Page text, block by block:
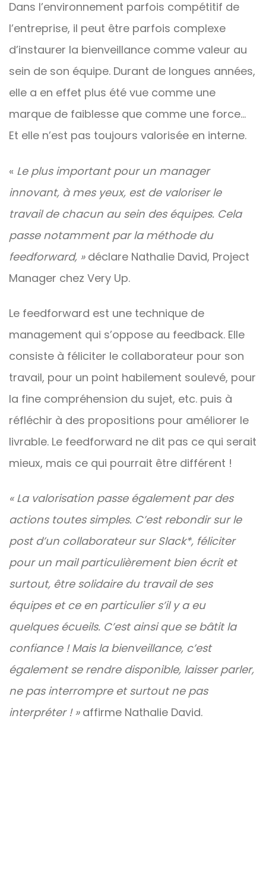
Dans l’environnement parfois compétitif de
l’entreprise, il peut être parfois complexe
d’instaurer la bienveillance comme valeur au
sein de son équipe. Durant de longues années,
elle a en effet plus été vue comme une
marque de faiblesse que comme une force…
Et elle n’est pas toujours valorisée en interne.
« Le plus important pour un manager
innovant, à mes yeux, est de valoriser le
travail de chacun au sein des équipes. Cela
passe notamment par la méthode du
feedforward, » déclare Nathalie David, Project
Manager chez Very Up.
Le feedforward est une technique de
management qui s’oppose au feedback. Elle
consiste à féliciter le collaborateur pour son
travail, pour un point habilement soulevé, pour
la fine compréhension du sujet, etc. puis à
réfléchir à des propositions pour améliorer le
livrable. Le feedforward ne dit pas ce qui serait
mieux, mais ce qui pourrait être différent !
« La valorisation passe également par des
actions toutes simples. C’est rebondir sur le
post d’un collaborateur sur Slack*, féliciter
pour un mail particulièrement bien écrit et
surtout, être solidaire du travail de ses
équipes et ce en particulier s’il y a eu
quelques écueils. C’est ainsi que se bâtit la
confiance ! Mais la bienveillance, c’est
également se rendre disponible, laisser parler,
ne pas interrompre et surtout ne pas
interpréter ! » affirme Nathalie David.